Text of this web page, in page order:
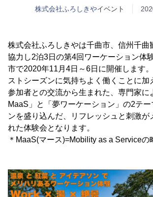
株式会社ふろしきやイベント
株式会社ふろしきやは千曲市、信州千曲
協力し2泊3日の第4回ワーケーション体
市で2020年11月4日～6日に開催します
ストシーズンに気持ちよく働くことに加
参加者との交流から生まれた、専門家に
MaaS」と「夢ワーケーション」の2テ
ンを盛り込んだ、リフレッシュと刺激が
れた体験会となります。
＊MaaS(マース)=Mobility as a Serviceの